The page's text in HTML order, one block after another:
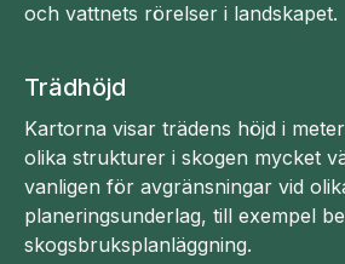
och vattnets rörelser i landskapet.
Trädhöjd
Kartorna visar trädens höjd i
olika strukturer i skogen mycket
vanligen för avgränsningar vid
planeringsunderlag, till exempel
skogsbruksplanläggning.